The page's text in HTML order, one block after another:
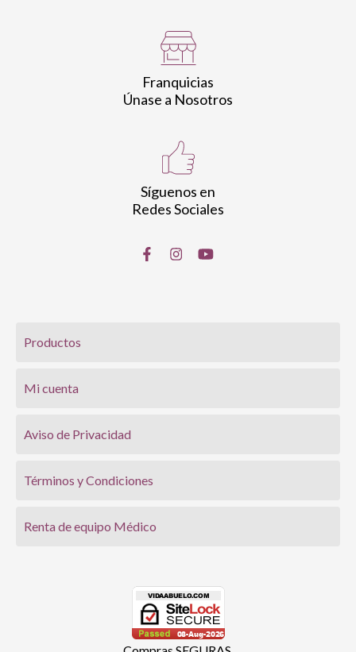
Franquicias
Únase a Nosotros
Síguenos en
Redes Sociales
Productos
Mi cuenta
Aviso de Privacidad
Términos y Condiciones
Renta de equipo Médico